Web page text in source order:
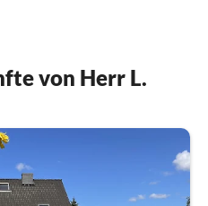
von Herr L.